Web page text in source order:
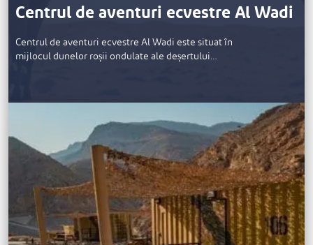
Centrul de aventuri ecvestre Al Wadi
Centrul de aventuri ecvestre Al Wadi este situat în
mijlocul dunelor roșii ondulate ale deșertului…